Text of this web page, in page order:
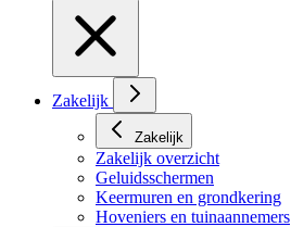
Zakelijk
Zakelijk
Zakelijk overzicht
Geluidsschermen
Keermuren en grondkering
Hoveniers en tuinaannemers